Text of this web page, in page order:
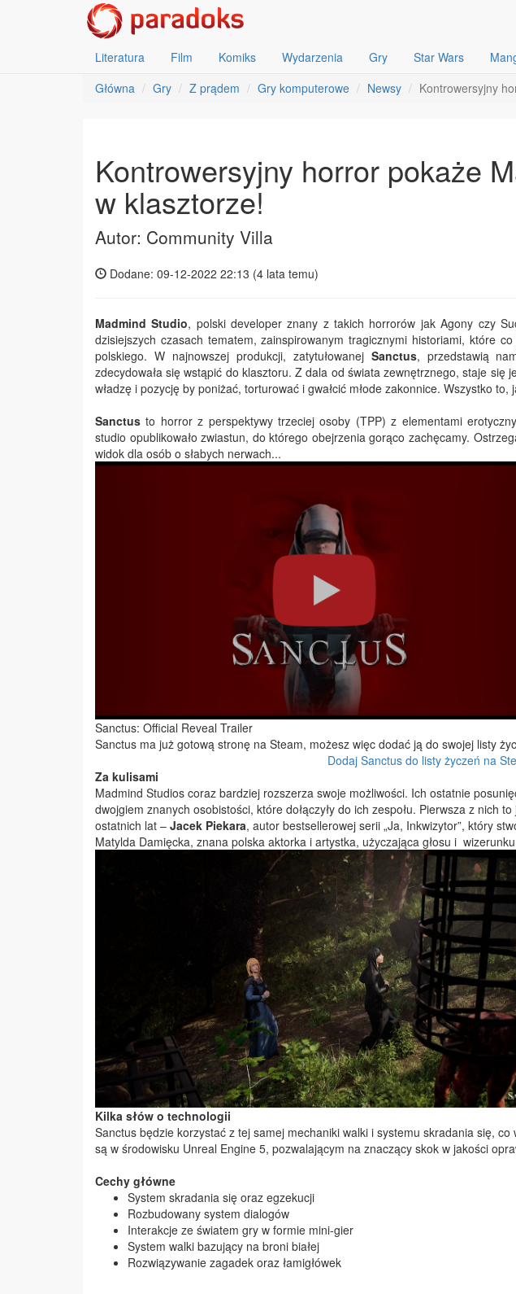
Literatura Film Komiks Wydarzenia Gry Star Wars
Główna
Gry Z prądem Gry komputerowe Newsy Kontrowersyjny
Kontrowersyjny horror pokaże
w klasztorze!
Autor: Community Villa
Dodane: 09-12-2022 22:13 (4 lata temu)
Madmind Studio, polski developer znany z takich horrorów jak Agony czy
dzisiejszych czasach tematem, zainspirowanym tragicznymi historiami, które
polskiego. W najnowszej produkcji, zatytułowanej Sanctus, przedstawią
zdecydowała się wstąpić do klasztoru. Z dala od świata zewnętrznego, staje się
władzę i pozycję by poniżać, torturować i gwałcić młode zakonnice. Wszystko
Sanctus to horror z perspektywy trzeciej osoby (TPP) z elementami
studio opublikowało zwiastun, do którego obejrzenia gorąco zachęcamy.
widok dla osób o słabych nerwach...
Sanctus: Official Reveal Trailer
Sanctus ma już gotową stronę na Steam, możesz więc dodać ją do swojej listy
Dodaj Sanctus do listy życzeń na
Za kulisami
Madmind Studios coraz bardziej rozszerza swoje możliwości. Ich ostatnie
dwojgiem znanych osobistości, które dołączyły do ich zespołu. Pierwsza z nich
ostatnich lat – Jacek Piekara, autor bestsellerowej serii „Ja, Inkwizytor”, który
Matylda Damięcka, znana polska aktorka i artystka, użyczająca głosu i
Kilka słów o technologii
Sanctus będzie korzystać z tej samej mechaniki walki i systemu skradania się,
są w środowisku Unreal Engine 5, pozwalającym na znaczący skok w jakości
Cechy główne
System skradania się oraz egzekucji
Rozbudowany system dialogów
Interakcje ze światem gry w formie mini-gier
System walki bazujący na broni białej
Rozwiązywanie zagadek oraz łamigłówek